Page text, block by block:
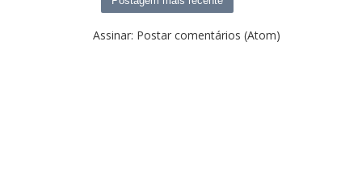
Assinar: Postar comentários (Atom)